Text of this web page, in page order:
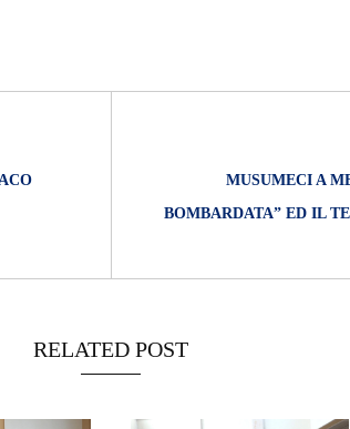
MUSUMECI A
BOMBARDATA” ED IL
RELATED POST